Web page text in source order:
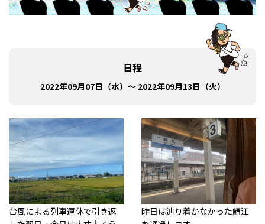
日程
2022年09月07日（水）～ 2022年09月13日（火）
台風による列車運休で引き返
昨日は辿り着かなかった鯖江